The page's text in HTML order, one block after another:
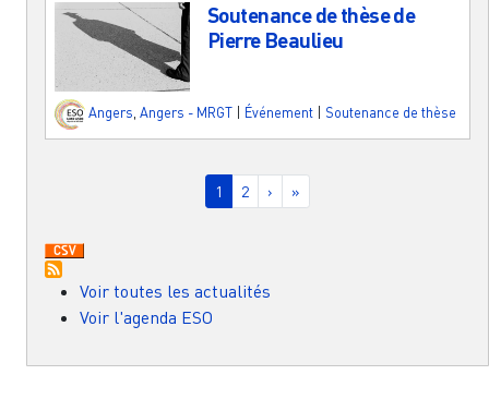
Soutenance de thèse de
Pierre Beaulieu
Angers Angers - MRGT Événement Soutenance de thèse
Page courante
1 Page
2 Page suivante
› Dernière page
»
Voir toutes les actualités
Voir l'agenda ESO